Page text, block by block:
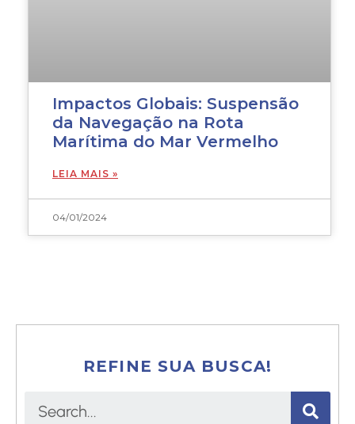
Impactos Globais: Suspensão
da Navegação na Rota
Marítima do Mar Vermelho
LEIA MAIS »
04/01/2024
REFINE SUA BUSCA!